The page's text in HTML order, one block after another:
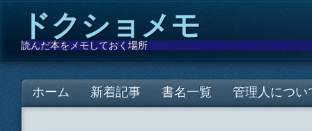
ドクショメモ
読んだ本をメモしておく場所
Main menu
Skip
to
ホーム 新着記事 書名一覧 管理人につい